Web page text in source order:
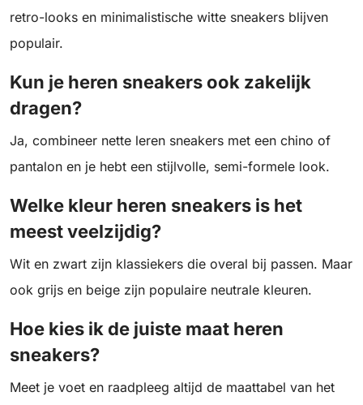
retro-looks en minimalistische witte sneakers blijven
populair.
Kun je heren sneakers ook zakelijk
dragen?
Ja, combineer nette leren sneakers met een chino of
pantalon en je hebt een stijlvolle, semi-formele look.
Welke kleur heren sneakers is het
meest veelzijdig?
Wit en zwart zijn klassiekers die overal bij passen. Maar
ook grijs en beige zijn populaire neutrale kleuren.
Hoe kies ik de juiste maat heren
sneakers?
Meet je voet en raadpleeg altijd de maattabel van het